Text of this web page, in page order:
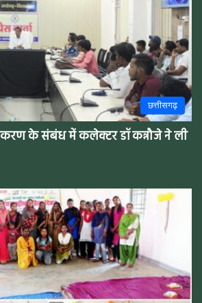
छत्तीसगढ़
के संबंध में कलेक्टर डॉ कन्नौजे ने ली